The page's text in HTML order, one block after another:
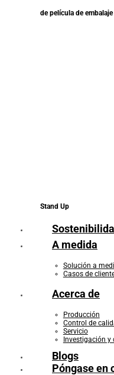
de película de embalaje
Stand Up
A medida
Solución a
Casos de
Acerca de
Producción
Control de
Servicio
Investigación y
Blogs
Póngase en